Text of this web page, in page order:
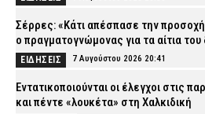
Σέρρες: «Κάτι απέσπασε την προσοχή
ο πραγματογνώμονας για τα αίτια
ΕΙΔΗΣΕΙΣ 7 Αυγούστου 2026 20:41
Εντατικοποιούνται οι έλεγχοι στις
και πέντε «λουκέτα» στη Χαλκιδική